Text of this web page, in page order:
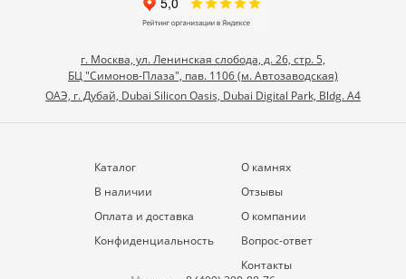
г. Москва, ул. Ленинская слобода, д. 26, стр. 5,
БЦ "Симонов-Плаза", пав. 1106 (м. Автозаводская)
ОАЭ, г. Дубай, Dubai Silicon Oasis, Dubai Digital Park, Bldg. A4
Каталог
В наличии
Оплата и доставка
Конфиденциальность
О камнях
Отзывы
О компании
Вопрос-ответ
Контакты